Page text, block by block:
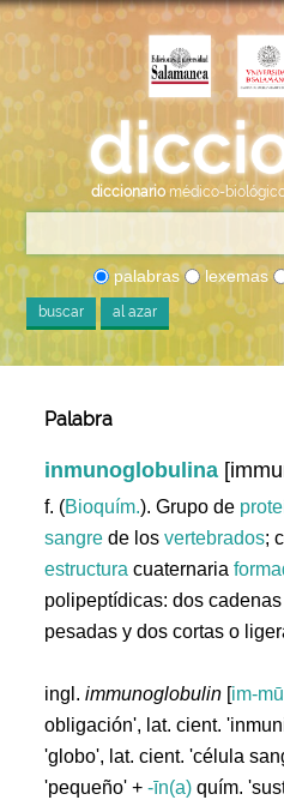
diccionario médico-
palabras lexemas
buscar al azar
Palabra
inmunoglobulina
f. (Bioquím.). Grupo de
sangre de losvertebrados;
estructura cuaternaria
polipeptídicas: dos
pesadas y dos cortas o
ingl.immunoglobulin [im-
obligación', lat. cient.
'globo', lat. cient. 'célula
'pequeño' +-īn(a) quím.